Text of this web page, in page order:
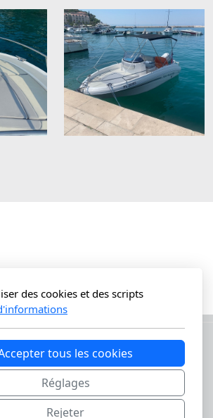
des cookies et des scripts
tous les cookies
Réglages
Rejeter